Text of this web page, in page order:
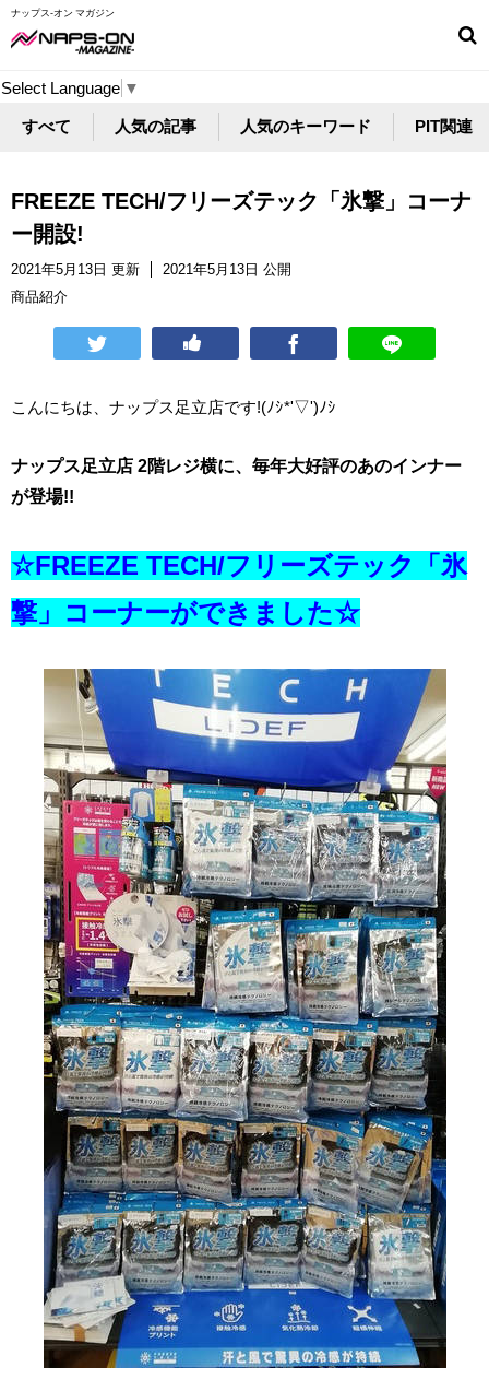
ナップス-オン マガジン
Select Language ▼
すべて 人気の記事 人気のキーワード PIT関連
FREEZE TECH/フリーズテック「氷撃」コーナ
ー開設!
2021年5月13日 更新
2021年5月13日 公開
商品紹介
こんにちは、ナップス足立店です!(ﾉｼ*'▽')ﾉｼ
ナップス足立店 2階レジ横に、毎年大好評のあのインナー
が登場!!
☆FREEZE TECH/フリーズテック「氷
撃」コーナーができました☆